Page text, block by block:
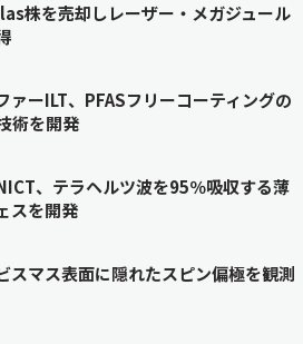
株を売却しレーザー・メガジュール
ァーILT、PFASフリーコーティングの
術を開発
、テラヘルツ波を95％吸収する薄
スを開発
スマス表面に隠れたスピン偏極を観測